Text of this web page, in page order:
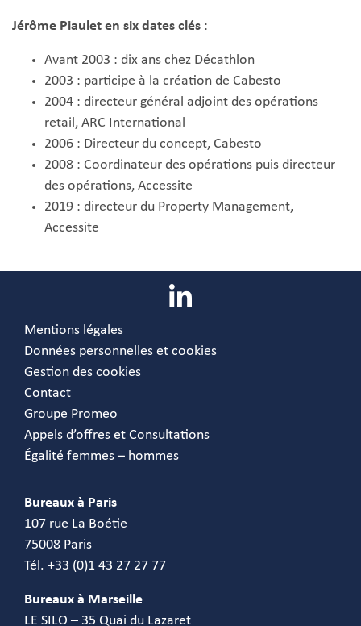
Jérôme Piaulet en six dates clés :
Avant 2003 : dix ans chez Décathlon
2003 : participe à la création de Cabesto
2004 : directeur général adjoint des opérations
retail, ARC International
2006 : Directeur du concept, Cabesto
2008 : Coordinateur des opérations puis directeur
des opérations, Accessite
2019 : directeur du Property Management,
Accessite
Mentions légales
Données personnelles et cookies
Gestion des cookies
Contact
Groupe Promeo
Appels d’offres et Consultations
Égalité femmes – hommes
Bureaux à Paris
107 rue La Boétie
75008 Paris
Tél. +33 (0)1 43 27 27 77
Bureaux à Marseille
LE SILO – 35 Quai du Lazaret